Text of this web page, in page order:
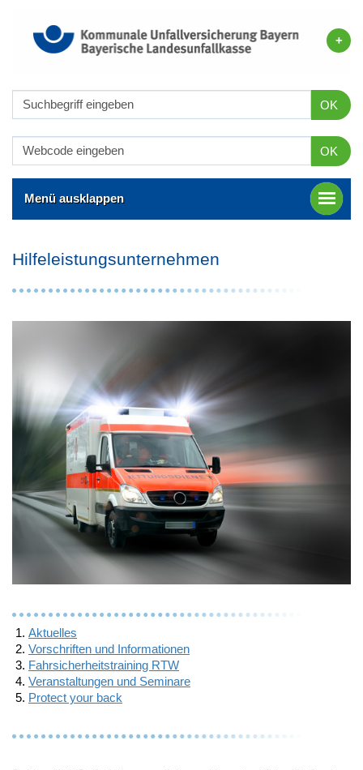
OK
OK
Menü ausklappen
Hilfeleistungsunternehmen
Aktuelles
Vorschriften und Informationen
Fahrsicherheitstraining RTW
Veranstaltungen und Seminare
Protect your back